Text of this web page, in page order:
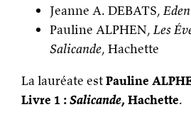
Jeanne A. DEBATS,
Pauline ALPHEN, Les
Salicande, Hachette
La lauréate estPauline
Livre 1 :Salicande, Hachette.